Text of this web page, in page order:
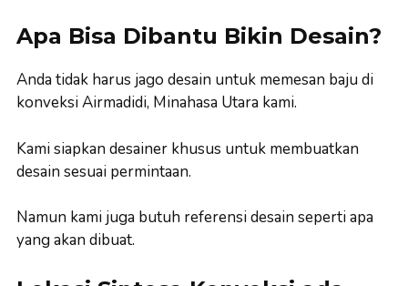
Apa Bisa Dibantu Bikin Desain?
Anda tidak harus jago desain untuk memesan baju di
konveksi Airmadidi, Minahasa Utara kami.
Kami siapkan desainer khusus untuk membuatkan
desain sesuai permintaan.
Namun kami juga butuh referensi desain seperti apa
yang akan dibuat.